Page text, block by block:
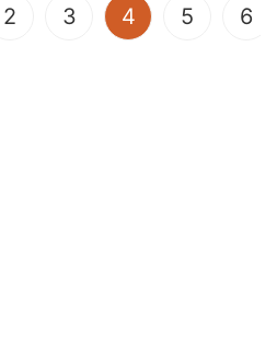
2 3 4(current)
5 6